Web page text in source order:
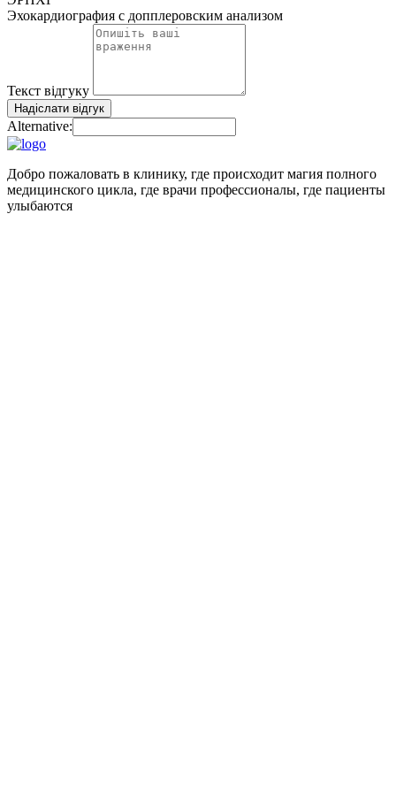
Эхокардиография с допплеровским анализом
Текст відгуку
Надіслати відгук
Alternative:
Добро пожаловать в клинику, где происходит магия полного
медицинского цикла, где врачи профессионалы, где пациенты
улыбаются